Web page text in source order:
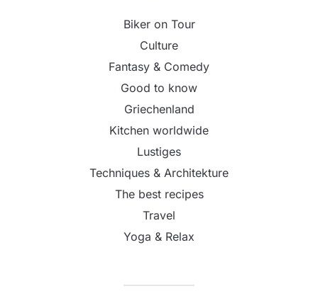
Biker on Tour
Culture
Fantasy & Comedy
Good to know
Griechenland
Kitchen worldwide
Lustiges
Techniques & Architekture
The best recipes
Travel
Yoga & Relax